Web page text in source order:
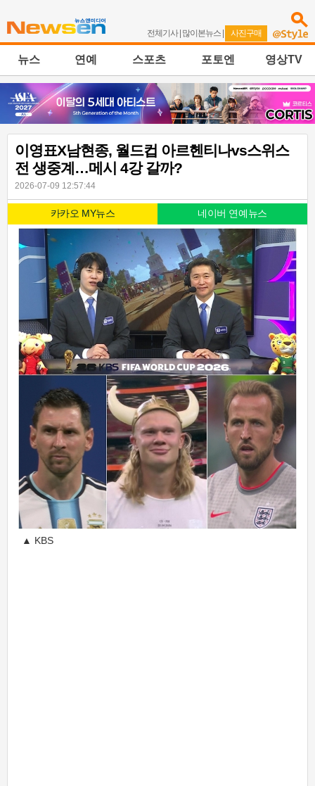
전체기사| 많이본뉴스 | 사진구매
뉴스 연예 스포츠 포토엔 영상TV
이영표X남현종, 월드컵 아르헨티나vs스위스
전 생중계…메시 4강 갈까?
2026-07-09 12:57:44
카카오 MY뉴스 네이버 연예뉴스
▲ KBS